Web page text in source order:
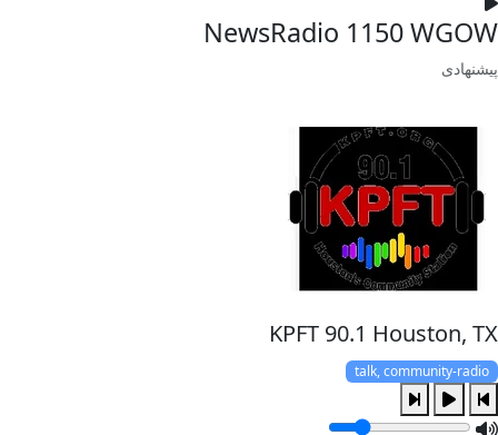
NewsRadio 1150 WGOW
پیشنهادی
KPFT 90.1 Houston, TX
talk, community-radio